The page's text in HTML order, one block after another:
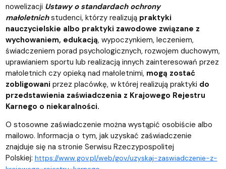
nowelizacji Ustawy o standardach ochrony
małoletnichstudenci, którzy realizują praktyki
nauczycielskie albo praktyki zawodowe związane z
wychowaniem, edukacją, wypoczynkiem, leczeniem,
świadczeniem porad psychologicznych, rozwojem duchowym,
uprawianiem sportu lub realizacją innych zainteresowań przez
małoletnich czy opieką nad małoletnimi, mogą zostać
zobligowani przez placówkę, w której realizują praktyki do
przedstawienia zaświadczenia z Krajowego Rejestru
Karnego o niekaralności.
O stosowne zaświadczenie można wystąpić osobiście albo
mailowo. Informacja o tym, jak uzyskać zaświadczenie
znajduje się na stronie Serwisu Rzeczypospolitej
Polskiej: https://www.gov.pl/web/gov/uzyskaj-zaswiadczenie-z-